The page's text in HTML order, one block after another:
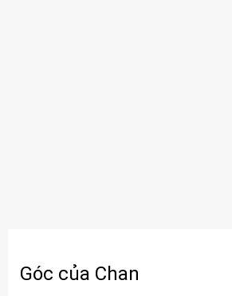
content
Góc của Chan